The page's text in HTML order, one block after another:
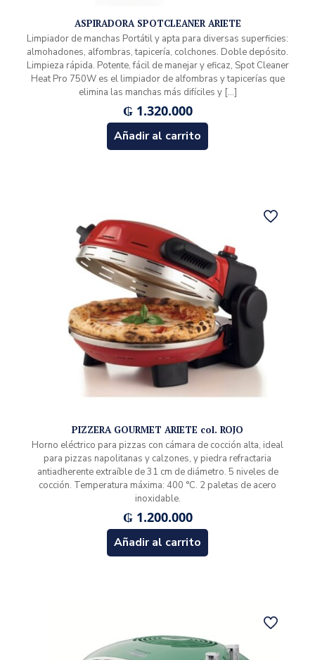
ASPIRADORA SPOTCLEANER ARIETE
Limpiador de manchas Portátil y apta para diversas superficies:
almohadones, alfombras, tapicería, colchones. Doble depósito.
Limpieza rápida. Potente, fácil de manejar y eficaz, Spot Cleaner
Heat Pro 750W es el limpiador de alfombras y tapicerías que
elimina las manchas más difíciles y[…]
₲1.320.000
Añadir al carrito
PIZZERA GOURMET ARIETE col. ROJO
Horno eléctrico para pizzas con cámara de cocción alta, ideal
para pizzas napolitanas y calzones, y piedra refractaria
antiadherente extraíble de 31 cm de diámetro. 5 niveles de
cocción. Temperatura máxima: 400 °C. 2 paletas de acero
inoxidable.
₲1.200.000
Añadir al carrito